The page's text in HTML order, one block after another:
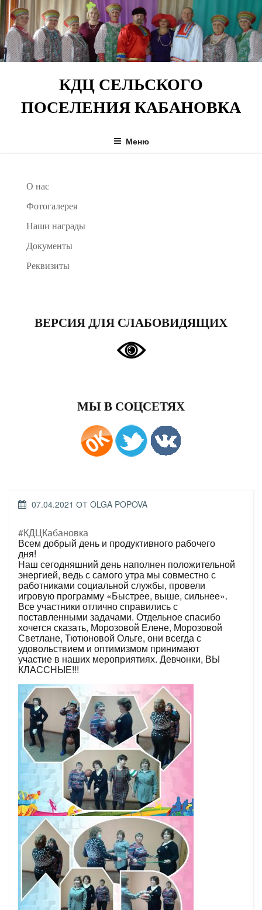
Перейти
к
содержимому
КДЦ СЕЛЬСКОГО
ПОСЕЛЕНИЯ КАБАНОВКА
Меню
О нас
Фотогалерея
Наши награды
Документы
Реквизиты
ВЕРСИЯ ДЛЯ СЛАБОВИДЯЩИХ
МЫ В СОЦСЕТЯХ
ОПУБЛИКОВАНО
07.04.2021 ОТ OLGA POPOVA
#КДЦКабановка
Всем добрый день и продуктивного рабочего
дня!
Наш сегодняшний день наполнен положительной
энергией, ведь с самого утра мы совместно с
работниками социальной службы, провели
игровую программу «Быстрее, выше, сильнее».
Все участники отлично справились с
поставленными задачами. Отдельное спасибо
хочется сказать, Морозовой Елене, Морозовой
Светлане, Тютюновой Ольге, они всегда с
удовольствием и оптимизмом принимают
участие в наших мероприятиях. Девчонки, ВЫ
КЛАССНЫЕ!!!